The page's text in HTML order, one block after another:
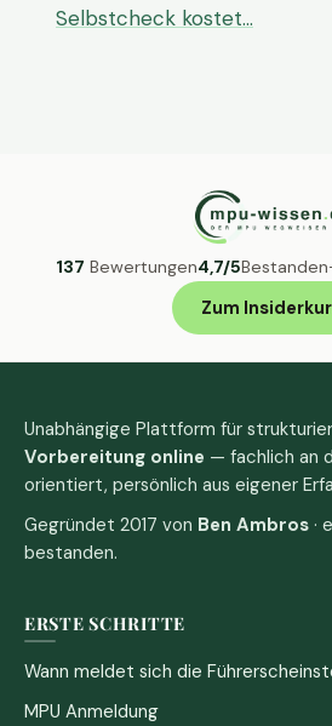
Selbstcheck kostet…
137 Bewertungen4,7/5
Zum
Unabhängige Plattform für
Vorbereitung online — fachlich an
orientiert, persönlich aus eigener
Gegründet 2017 von Ben Ambros ·
bestanden.
ERSTE SCHRITTE
Wann meldet sich die
MPU Anmeldung